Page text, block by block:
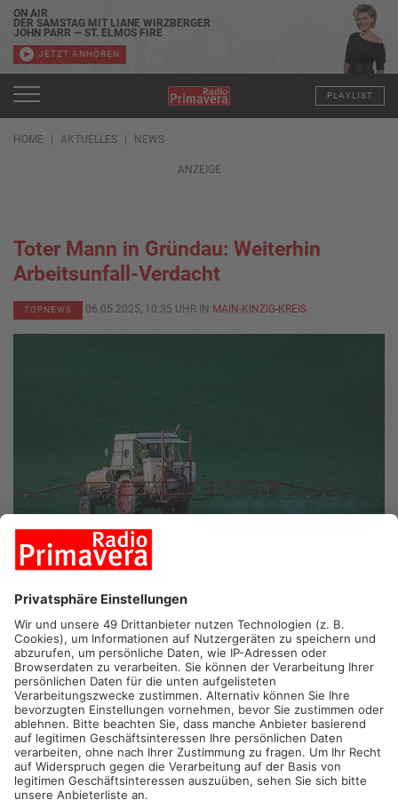
ON AIR
DER SAMSTAG MIT LIANE WIRZBERGER
JOHN PARR — ST. ELMOS FIRE
JETZT ANHÖREN
PLAYLIST
HOME AKTUELLES NEWS
ANZEIGE
Toter Mann in Gründau: Weiterhin
Arbeitsunfall-Verdacht
TOPNEWS 06.05.2025, 10:35 UHR IN MAIN-KINZIG-KREIS
GRÜNDAU.Nach dem anscheinend tödlichen Unfall auf einem
Bauernhof in Gründau gehen die Ermittlungen weiter. Ein 46-
Jähriger war Ende April wohl bei Rangierarbeiten von einem
Traktor erfasst worden.
Fahrer unter Verdacht fahrlässiger Tötung
Der Mann wurde Ende April leblos vor einem Stall auf dem Hof
in Niedergründau aufgefunden. Erste Hinweise deuteten auf
einen Arbeitsunfall hin, diese haben sich nun offenbar
bestätigt, wie die Gelnhäuser Neue Zeitung berichtet. Die
Obduktion des Leichnams wurde inzwischen abgeschlossen,